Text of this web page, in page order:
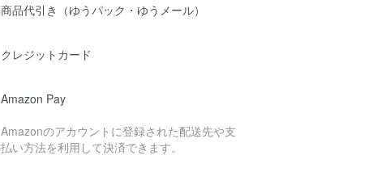
商品代引き（ゆうパック・ゆうメール）
クレジットカード
Amazon Pay
Amazonのアカウントに登録された配送先や支
払い方法を利用して決済できます。